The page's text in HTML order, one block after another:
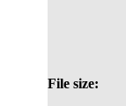
File size: